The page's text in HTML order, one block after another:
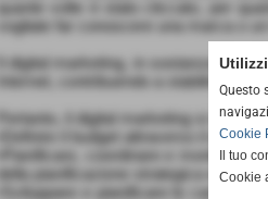
quante volte è stato cliccato, per
vogliate far conoscere una marca o un
Il digital marketing, in sostanza,
Internet, contribuendo a stabilire un
Pertanto, il digital marketing si occupa
•Definire il budget attraverso il quale
•Pianificare, coordinare e
della pianificazione strategica e
•Sviluppare e pianificare le
Questo
Cookie
Il tuo
Cookie